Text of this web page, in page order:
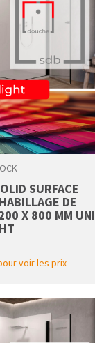
SURFACE
DE
X 800 MM UNI
voir les prix